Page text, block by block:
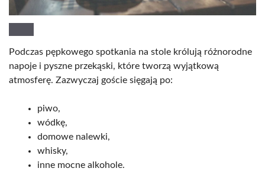
Podczas pępkowego spotkania na stole królują różnorodne
napoje i pyszne przekąski, które tworzą wyjątkową
atmosferę. Zazwyczaj goście sięgają po:
piwo,
wódkę,
domowe nalewki,
whisky,
inne mocne alkohole.